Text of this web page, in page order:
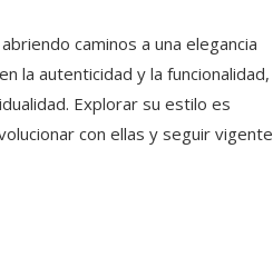
caminos a una elegancia
la autenticidad y la funcionalidad,
Explorar su estilo es
con ellas y seguir vigente